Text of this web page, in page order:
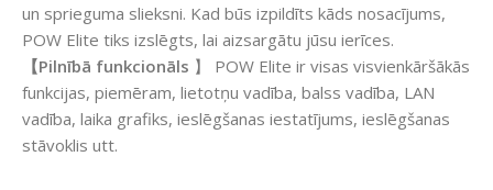
un sprieguma slieksni. Kad būs izpildīts kāds nosacījums,
POW Elite tiks izslēgts, lai aizsargātu jūsu ierīces.
【Pilnībā funkcionāls 】 POW Elite ir visas visvienkāršākās
funkcijas, piemēram, lietotņu vadība, balss vadība, LAN
vadība, laika grafiks, ieslēgšanas iestatījums, ieslēgšanas
stāvoklis utt.